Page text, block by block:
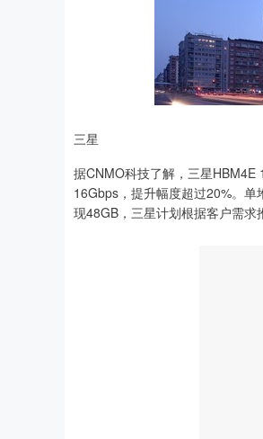
三星
据CNMO科技了解，三星
16Gbps，提升幅度超过20%。
现48GB，三星计划根据客户需求
上证指数